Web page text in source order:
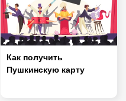
Как получить
Пушкинскую карту